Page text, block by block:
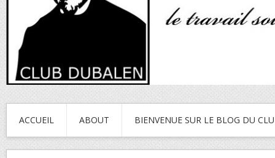
ACCUEIL ABOUT BIENVENUE SUR LE BLOG DU